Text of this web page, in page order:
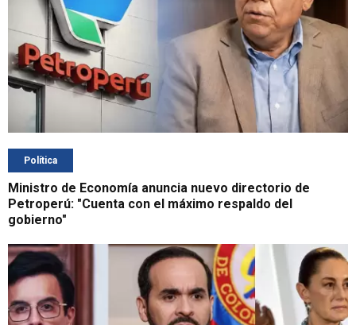
Política
Ministro de Economía anuncia nuevo directorio de
Petroperú: "Cuenta con el máximo respaldo del
gobierno"